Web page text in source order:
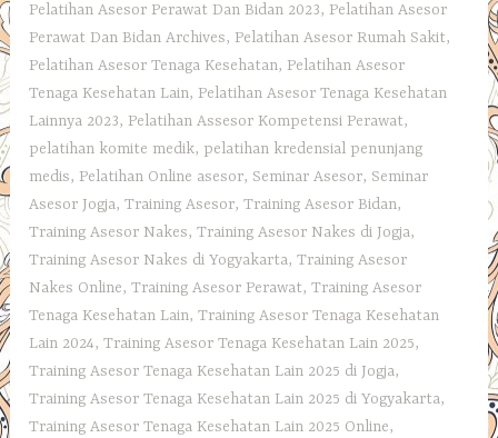
Pelatihan Asesor Perawat Dan Bidan 2023, Pelatihan Asesor
Perawat Dan Bidan Archives, Pelatihan Asesor Rumah Sakit,
Pelatihan Asesor Tenaga Kesehatan, Pelatihan Asesor
Tenaga Kesehatan Lain, Pelatihan Asesor Tenaga Kesehatan
Lainnya 2023, Pelatihan Assesor Kompetensi Perawat,
pelatihan komite medik, pelatihan kredensial penunjang
medis, Pelatihan Online asesor, Seminar Asesor, Seminar
Asesor Jogja,Training Asesor,Training Asesor Bidan,
Training Asesor Nakes,Training Asesor Nakes di Jogja,
Training Asesor Nakes di Yogyakarta,Training Asesor
Nakes Online,Training Asesor Perawat,Training Asesor
Tenaga Kesehatan Lain,Training Asesor Tenaga Kesehatan
Lain 2024,Training Asesor Tenaga Kesehatan Lain 2025,
Training Asesor Tenaga Kesehatan Lain 2025 di Jogja,
Training Asesor Tenaga Kesehatan Lain 2025 di Yogyakarta,
Training Asesor Tenaga Kesehatan Lain 2025 Online,